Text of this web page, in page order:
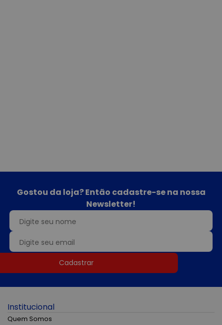
Gostou da loja? Então cadastre-se na nossa
Newsletter!
Cadastrar
Institucional
Quem Somos